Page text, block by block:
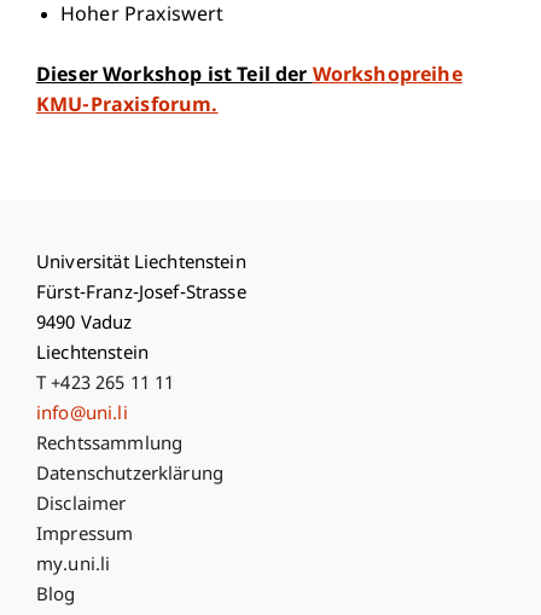
Hoher Praxiswert
Dieser Workshop ist Teil derWorkshopreihe
KMU-Praxisforum.
Universität Liechtenstein
Fürst-Franz-Josef-Strasse
9490 Vaduz
Liechtenstein
T +423 265 11 11
info@uni.li
Fußzeile Rechtliche Hinweise
Rechtssammlung
Datenschutzerklärung
Disclaimer
Impressum
Fußzeile Subdomain-Verzeichnis
my.uni.li
Blog